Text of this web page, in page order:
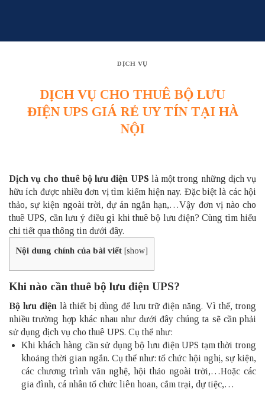
DỊCH VỤ
DỊCH VỤ CHO THUÊ BỘ LƯU
ĐIỆN UPS GIÁ RẺ UY TÍN TẠI HÀ
NỘI
Dịch vụ cho thuê bộ lưu điện UPS là một trong những dịch vụ
hữu ích được nhiều đơn vị tìm kiếm hiện nay. Đặc biệt là các hội
thảo, sự kiện ngoài trời, dự án ngắn hạn,…Vậy đơn vị nào cho
thuê UPS, cần lưu ý điều gì khi thuê bộ lưu điện? Cùng tìm hiểu
chi tiết qua thông tin dưới đây.
Nội dung chính của bài viết [show]
Khi nào cần thuê bộ lưu điện UPS?
Bộ lưu điện là thiết bị dùng để lưu trữ điện năng. Vì thế, trong
nhiều trường hợp khác nhau như dưới đây chúng ta sẽ cần phải
sử dụng dịch vụ cho thuê UPS. Cụ thể như:
Khi khách hàng cần sử dụng bộ lưu điện UPS tạm thời trong
khoảng thời gian ngắn. Cụ thể như: tổ chức hội nghị, sự kiện,
các chương trình văn nghệ, hội thảo ngoài trời,…Hoặc các
gia đình, cá nhân tổ chức liên hoan, cắm trại, dự tiệc,…